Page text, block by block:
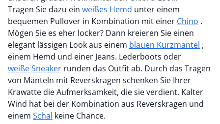
Tragen Sie dazu ein weißes Hemd
bequemen Pullover in Kombination mit einer Chino .
Mögen Sie es eher locker? Dann kreieren Sie einen
elegant lässigen Look aus einem blauen Kurzmantel ,
einem Hemd und einer Jeans. Lederboots oder
weiße Sneaker
von Mänteln mit Reverskragen schenken Sie Ihrer
Krawatte die Aufmerksamkeit, die sie verdient. Kalter
Wind hat bei der Kombination aus Reverskragen und
einem Schal keine Chance.